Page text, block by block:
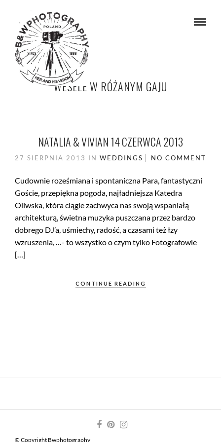
WESELE W RÓŻANYM GAJU
NATALIA & VIVIAN 14 CZERWCA 2013
27 SIERPNIA 2013 IN WEDDINGS NO COMMENT
Cudownie roześmiana i spontaniczna Para, fantastyczni
Goście, przepiękna pogoda, najładniejsza Katedra
Oliwska, która ciągle zachwyca nas swoją wspaniałą
architekturą, świetna muzyka puszczana przez bardzo
dobrego DJ’a, uśmiechy, radość, a czasami też łzy
wzruszenia, …- to wszystko o czym tylko Fotografowie
[…]
CONTINUE READING
© Copyright Bwphotography